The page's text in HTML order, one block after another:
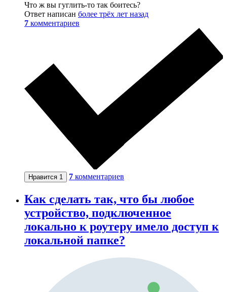
Что ж вы гуглить-то так боитесь?
Ответ написан более трёх лет назад
7 комментариев
Нравится 1 7 комментариев
Как сделать так, что бы любое
устройство, подключенное
локально к роутеру имело доступ к
локальной папке?